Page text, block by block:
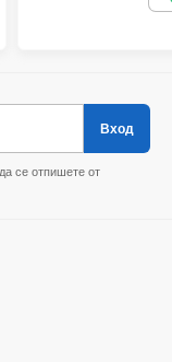
Вход
се отпишете от